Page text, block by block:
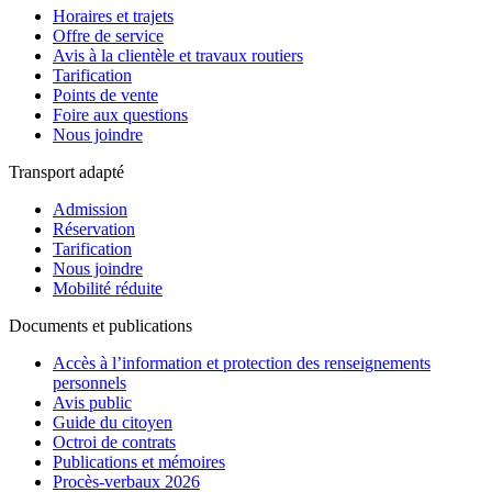
Horaires et trajets
Offre de service
Avis à la clientèle et travaux routiers
Tarification
Points de vente
Foire aux questions
Nous joindre
Transport adapté
Admission
Réservation
Tarification
Nous joindre
Mobilité réduite
Documents et publications
Accès à l’information et protection des renseignements
personnels
Avis public
Guide du citoyen
Octroi de contrats
Publications et mémoires
Procès-verbaux 2026